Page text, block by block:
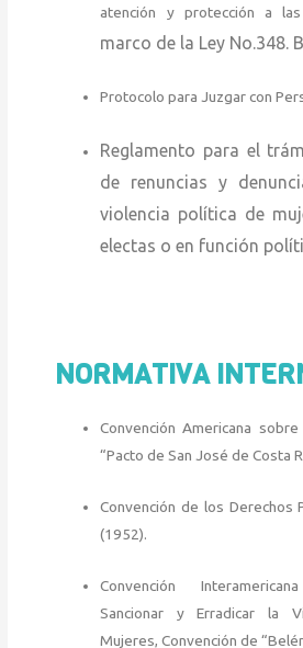
atención y protección a
marco de la Ley No.348.
Protocolo para Juzgar con
Reglamento para el
de renuncias y
violencia política de
electas o en función
NORMATIVA
Convención Americana
“Pacto de San José de Costa
Convención de los Derechos
(1952).
Convención
Sancionar y Erradicar la
Mujeres, Convención de